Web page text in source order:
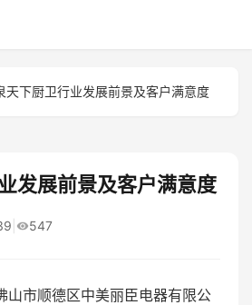
天下厨卫行业发展前景及客户满意度
发展前景及客户满意度
547
山市顺德区中美丽臣电器有限公